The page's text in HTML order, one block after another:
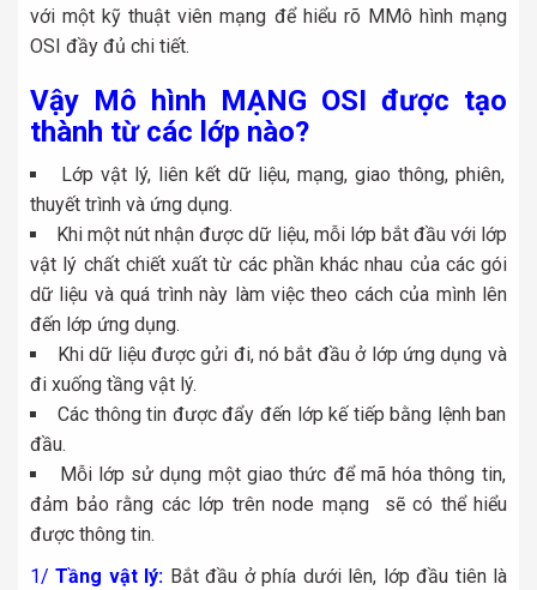
với một kỹ thuật viên mạng để hiểu rõ MMô hình mạng
OSI đầy đủ chi tiết.
Vậy Mô hình MẠNG OSI được tạo
thành từ các lớp nào?
Lớp vật lý, liên kết dữ liệu, mạng, giao thông, phiên,
thuyết trình và ứng dụng.
Khi một nút nhận được dữ liệu, mỗi lớp bắt đầu với lớp
vật lý chất chiết xuất từ ​​các phần khác nhau của các gói
dữ liệu và quá trình này làm việc theo cách của mình lên
đến lớp ứng dụng.
Khi dữ liệu được gửi đi, nó bắt đầu ở lớp ứng dụng và
đi xuống tầng vật lý.
Các thông tin được đẩy đến lớp kế tiếp bằng lệnh ban
đầu.
Mỗi lớp sử dụng một giao thức để mã hóa thông tin,
đảm bảo rằng các lớp trên node mạng sẽ có thể hiểu
được thông tin.
1/Tầng vật lý: Bắt đầu ở phía dưới lên, lớp đầu tiên là